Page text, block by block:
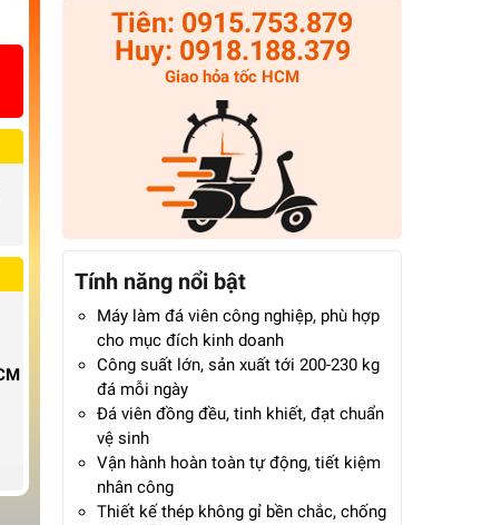
Tiên: 0915.753.879
Huy: 0918.188.379
Giao hỏa tốc HCM
Tính năng nổi bật
Máy làm đá viên công nghiệp, phù hợp
cho mục đích kinh doanh
Công suất lớn, sản xuất tới 200-230 kg
đá mỗi ngày
Đá viên đồng đều, tinh khiết, đạt chuẩn
vệ sinh
Vận hành hoàn toàn tự động, tiết kiệm
nhân công
Thiết kế thép không gỉ bền chắc, chống